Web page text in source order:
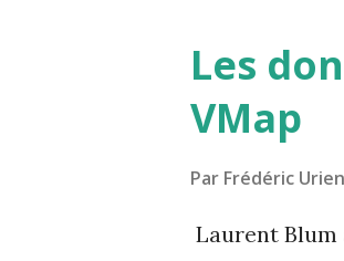
Les
VMap
Par Frédéric Urien
Laurent Blum